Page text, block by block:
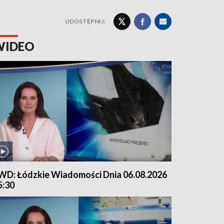
UDOSTĘPNIJ:
Łódzkie Wiadomości Dnia 06.08.2026